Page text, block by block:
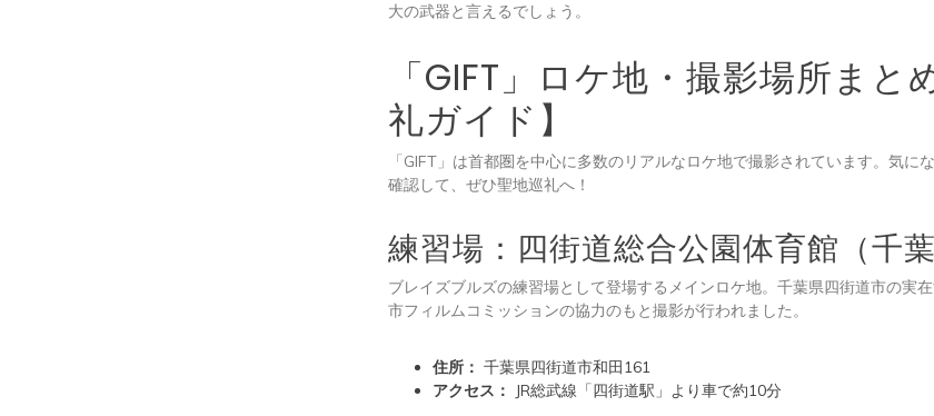
大の武器と言えるでしょう。
「GIFT」ロケ地・撮影場所まと
礼ガイド】
「GIFT」は首都圏を中心に多数のリアルなロケ地で撮影されています。気に
確認して、ぜひ聖地巡礼へ！
練習場：四街道総合公園体育館（千葉
ブレイズブルズの練習場として登場するメインロケ地。千葉県四街道市の実
市フィルムコミッションの協力のもと撮影が行われました。
住所： 千葉県四街道市和田161
アクセス：
JR総武線「四街道駅」より車で約10分